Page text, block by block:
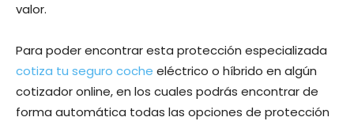
valor.
Para poder encontrar esta protección especializada
cotiza tu seguro coche eléctrico o híbrido en algún
cotizador online, en los cuales podrás encontrar de
forma automática todas las opciones de protección